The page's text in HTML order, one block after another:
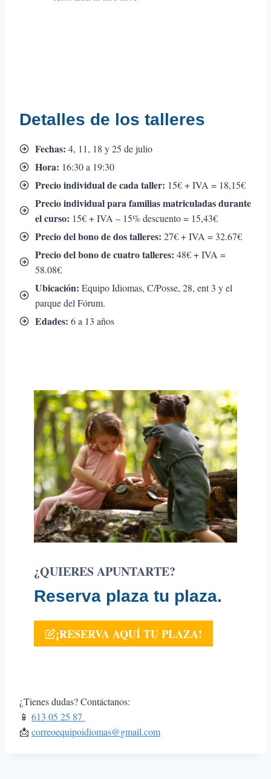
Detalles de los talleres
Fechas: 4, 11, 18 y 25 de julio
Hora: 16:30 a 19:30
Precio individual de cada taller: 15€ + IVA = 18,15€
Precio individual para familias matriculadas durante
el curso: 15€ + IVA – 15% descuento = 15,43€
Precio del bono de dos talleres: 27€ + IVA = 32.67€
Precio del bono de cuatro talleres: 48€ + IVA =
58.08€
Ubicación: Equipo Idiomas, C/Posse, 28, ent 3 y el
parque del Fórum.
Edades: 6 a 13 años
¿QUIERES APUNTARTE?
Reserva plaza tu plaza.
¡RESERVA AQUÍ TU PLAZA!
¿Tienes dudas? Contáctanos:
📱 613 05 25 87
📩 correoequipoidiomas@gmail.com